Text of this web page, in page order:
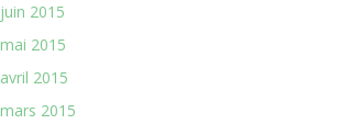
juin 2015
mai 2015
avril 2015
mars 2015